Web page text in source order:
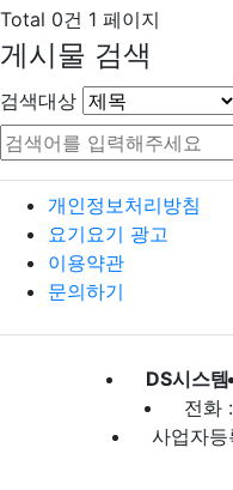
Total 0건 1 페이지
게시물 검색
검색대상
개인정보처리방침
요기요기 광고
이용약관
문의하기
DS시스템
전화
사업자